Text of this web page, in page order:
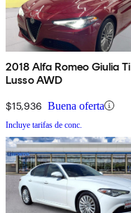
2018 Alfa Romeo Giulia Ti
Lusso AWD
$15,936 Buena oferta
Incluye tarifas de conc.